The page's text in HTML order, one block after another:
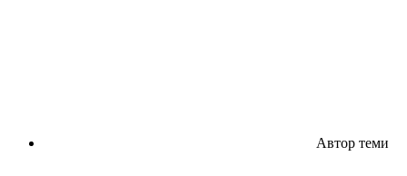
Автор теми